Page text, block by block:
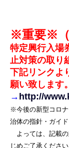
※重要※（
特定興行入場
止対策の取り
下記リンクよ
願い致します。
→ http://
※今後の新型コロ
治体の指針・ガイ
よっては、記載の
じめご了承ください